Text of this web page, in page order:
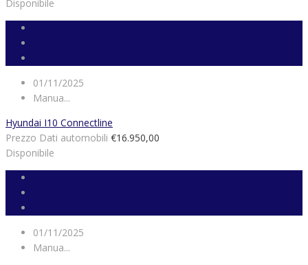
Disponibile
01/11/2025
Manua...
Hyundai I10 Connectline
Prezzo Dati automobili €16.950,00
Disponibile
01/11/2025
Manua...